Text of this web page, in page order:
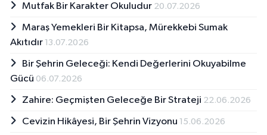
Mutfak Bir Karakter Okuludur 20.07.2026
Maraş Yemekleri Bir Kitapsa, Mürekkebi Sumak
Akıtıdır 13.07.2026
Bir Şehrin Geleceği: Kendi Değerlerini Okuyabilme
Gücü 06.07.2026
Zahire: Geçmişten Geleceğe Bir Strateji 22.06.2026
Cevizin Hikâyesi, Bir Şehrin Vizyonu 15.06.2026